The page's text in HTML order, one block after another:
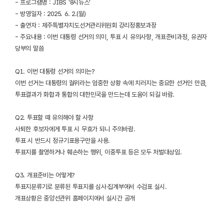
- 프로그램명 : JIBS '8시뉴스'
- 방영일자 : 2025. 6. 2.(월)
- 출연자 : 제주특별자치도선거관리위원회 강리정홍보과장
- 주요내용 : 이번 대통령 선거의 의미, 투표 시 유의사항, 개표준비과정, 유권자
당부의 말씀
Q1. 이번 대통령 선거의 의미는?
이번 선거는 대통령의 궐위라는 엄중한 상황 속에 치러지는 중요한 선거인 만큼,
투표결과가 화합과 통합의 대한민국을 만드는데 도움이 되길 바람.
Q2. 투표할 때 유의해야 할 사항
사퇴한 후보자에게 투표 시 무효가 되니 주의바람.
투표 시 반드시 정규기표용구만을 사용.
투표지를 촬영하거나 훼손하는 행위, 이중투표 등은 모두 처벌대상임.
Q3. 개표준비는 어떻게?
투표지분류기로 분류된 투표지를 심사·집계부에서 수검표 실시.
개표상황은 중앙선관위 홈페이지에서 실시간 공개